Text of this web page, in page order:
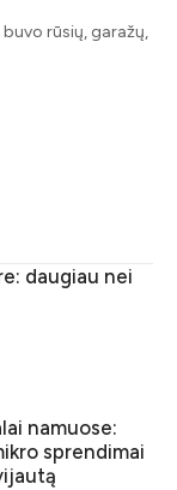
rūsių, garažų,
daugiau nei
namuose:
sprendimai